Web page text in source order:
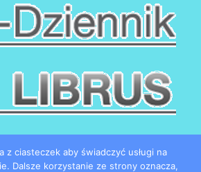
z ciasteczek aby świadczyć usługi na
Dalsze korzystanie ze strony oznacza,